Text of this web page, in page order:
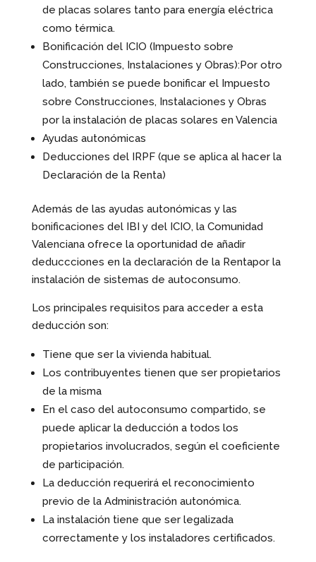
de placas solares tanto para energía eléctrica
como térmica.
Bonificación del ICIO (Impuesto sobre
Construcciones, Instalaciones y Obras):Por otro
lado, también se puede bonificar el Impuesto
sobre Construcciones, Instalaciones y Obras
por la instalación de placas solares en Valencia
Ayudas autonómicas
Deducciones del IRPF (que se aplica al hacer la
Declaración de la Renta)
Además de las ayudas autonómicas y las
bonificaciones del IBI y del ICIO, la Comunidad
Valenciana ofrece la oportunidad de añadir
deduccciones en la declaración de la Rentapor la
instalación de sistemas de autoconsumo.
Los principales requisitos para acceder a esta
deducción son:
Tiene que ser la vivienda habitual.
Los contribuyentes tienen que ser propietarios
de la misma
En el caso del autoconsumo compartido, se
puede aplicar la deducción a todos los
propietarios involucrados, según el coeficiente
de participación.
La deducción requerirá el reconocimiento
previo de la Administración autonómica.
La instalación tiene que ser legalizada
correctamente y los instaladores certificados.